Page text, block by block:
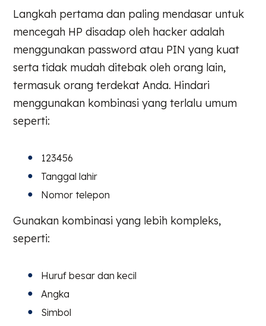
Langkah pertama dan paling mendasar untuk
mencegah HP disadap oleh hacker adalah
menggunakan password atau PIN yang kuat
serta tidak mudah ditebak oleh orang lain,
termasuk orang terdekat Anda. Hindari
menggunakan kombinasi yang terlalu umum
seperti:
123456
Tanggal lahir
Nomor telepon
Gunakan kombinasi yang lebih kompleks,
seperti:
Huruf besar dan kecil
Angka
Simbol